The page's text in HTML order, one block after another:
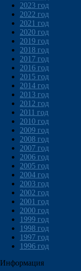
2023 год
2022 год
2021 год
2020 год
2019 год
2018 год
2017 год
2016 год
2015 год
2014 год
2013 год
2012 год
2011 год
2010 год
2009 год
2008 год
2007 год
2006 год
2005 год
2004 год
2003 год
2002 год
2001 год
2000 год
1999 год
1998 год
1997 год
1996 год
Информация